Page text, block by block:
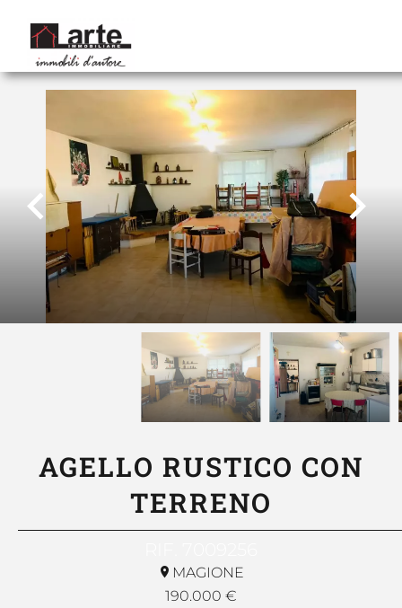
AGELLO RUSTICO CON
TERRENO
MAGIONE
190.000 €